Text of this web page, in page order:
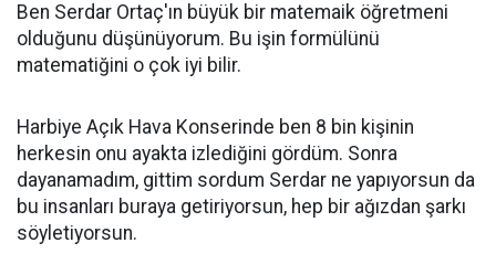
Ben Serdar Ortaç'ın büyük bir matemaik öğretmeni
olduğunu düşünüyorum. Bu işin formülünü
matematiğini o çok iyi bilir.
Harbiye Açık Hava Konserinde ben 8 bin kişinin
herkesin onu ayakta izlediğini gördüm. Sonra
dayanamadım, gittim sordum Serdar ne yapıyorsun da
bu insanları buraya getiriyorsun, hep bir ağızdan şarkı
söyletiyorsun.